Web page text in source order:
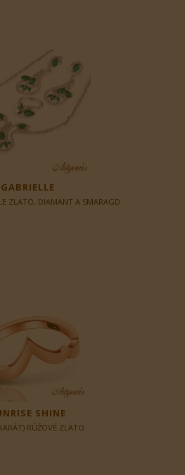
GABRIELLE
ZLATO, DIAMANT A SMARAGD
SHINE
RŮŽOVÉ ZLATO